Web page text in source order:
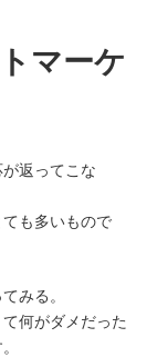
マーケ
返ってこな
も多いもので
みる。
何がダメだった